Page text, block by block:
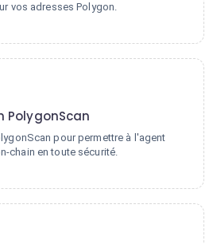
vos adresses Polygon.
PolygonScan
pour permettre à l'agent
chain en toute sécurité.